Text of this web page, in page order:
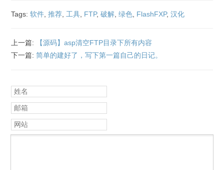
Tags:软件 ,推荐 工具 FTP,破解 ,绿色 FlashFXP,汉化
上一篇:
【源码】asp清空FTP目录下所有内容
下一篇:简单的建好了，写下第一篇自己的日记。
姓名
邮箱
网站